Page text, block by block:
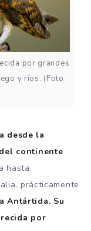
por grandes
y ríos. (Foto
desde la
continente
hasta
prácticamente
Antártida. Su
por